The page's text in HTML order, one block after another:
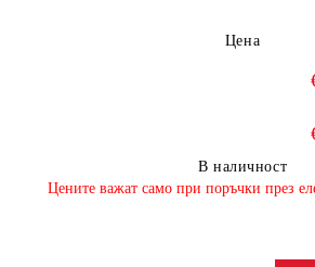
Цена
В наличност
​Цените важат само при поръчки през